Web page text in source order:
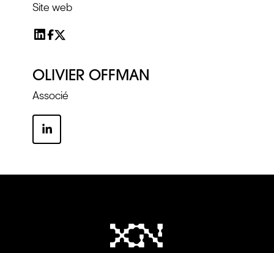
Site web
OLIVIER OFFMAN
Associé